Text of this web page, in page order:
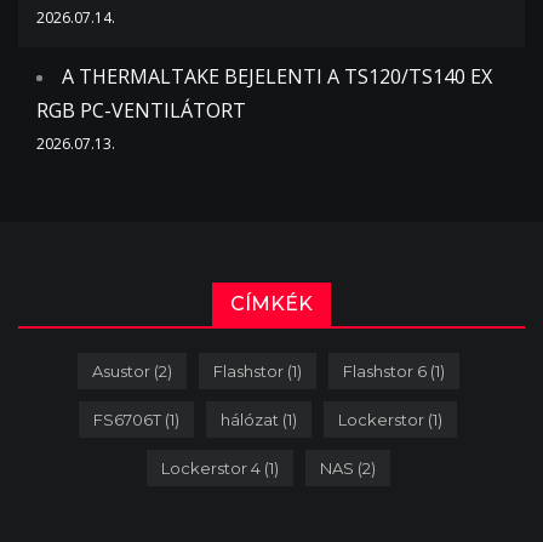
2026.07.14.
A THERMALTAKE BEJELENTI A TS120/TS140 EX
RGB PC-VENTILÁTORT
2026.07.13.
CÍMKÉK
Asustor(2) Flashstor(1) Flashstor 6(1)
FS6706T (1) hálózat (1) Lockerstor (1)
Lockerstor 4(1) NAS (2)